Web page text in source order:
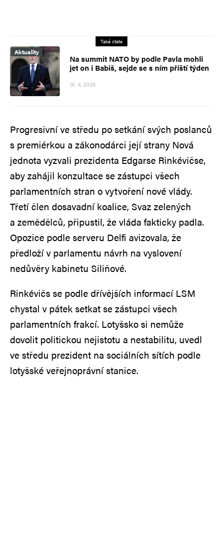
Také čtěte
Aktuality
Na summit NATO by podle Pavla mohli
jet on i Babiš, sejde se s ním příští týden
16. 4. 2026
Progresivní ve středu po setkání svých poslanců
s premiérkou a zákonodárci její strany Nová
jednota vyzvali prezidenta Edgarse Rinkévičse,
aby zahájil konzultace se zástupci všech
parlamentních stran o vytvoření nové vlády.
Třetí člen dosavadní koalice, Svaz zelených
a zemědělců, připustil, že vláda fakticky padla.
Opozice podle serveru Delfi avizovala, že
předloží v parlamentu návrh na vyslovení
nedůvěry kabinetu Siliňové.
Rinkévičs se podle dřívějších informací LSM
chystal v pátek setkat se zástupci všech
parlamentních frakcí. Lotyšsko si nemůže
dovolit politickou nejistotu a nestabilitu, uvedl
ve středu prezident na sociálních sítích podle
lotyšské veřejnoprávní stanice.